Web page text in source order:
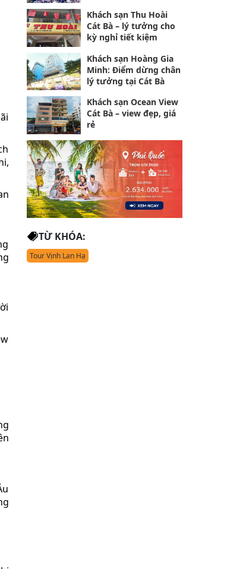
Khách sạn Thu Hoài
Cát Bà – lý tưởng cho
kỳ nghỉ tiết kiệm
Khách sạn Hoàng Gia
Minh: Điểm dừng chân
lý tưởng tại Cát Bà
Khách sạn Ocean View
Cát Bà – view đẹp, giá
rẻ
TỪ KHÓA:
Tour Vịnh Lan Hạ